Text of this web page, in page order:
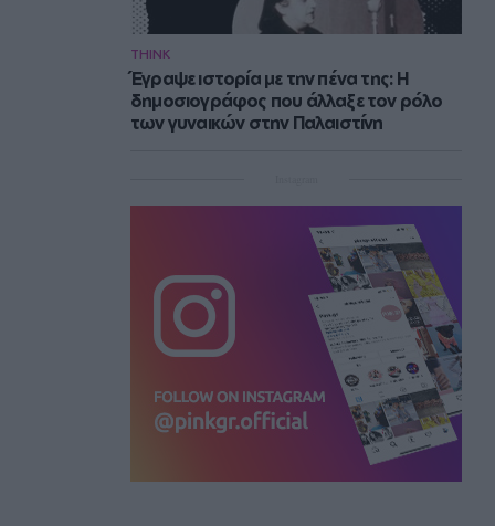
THINK
Έγραψε ιστορία με την πένα της: Η
δημοσιογράφος που άλλαξε τον ρόλο
των γυναικών στην Παλαιστίνη